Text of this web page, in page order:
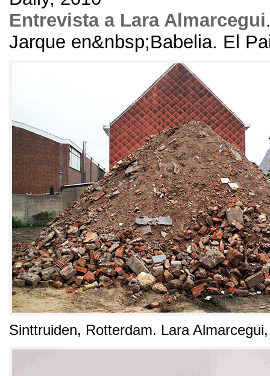
Entrevista a Lara Almarcegui
Jarque en&nbsp;Babelia. El
Sinttruiden, Rotterdam. Lara